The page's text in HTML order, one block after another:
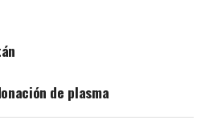
de plasma